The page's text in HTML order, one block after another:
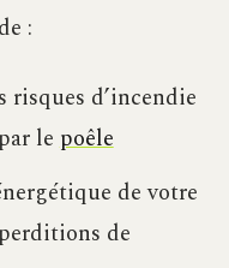
:
d’incendie
lepoêle
de votre
de